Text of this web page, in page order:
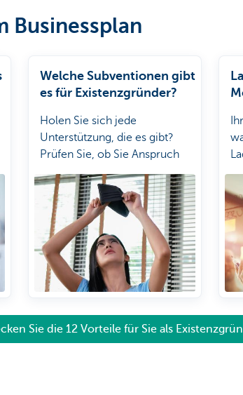
Businessplan
Welche Subventionen gibt
es für Existenzgründer?
Holen Sie sich jede
Unterstützung, die es gibt?
Prüfen Sie, ob Sie Anspruch
auf zusätzliche finanzielle
Unterstützung haben.
Sie die 12 Vorteile für Sie als